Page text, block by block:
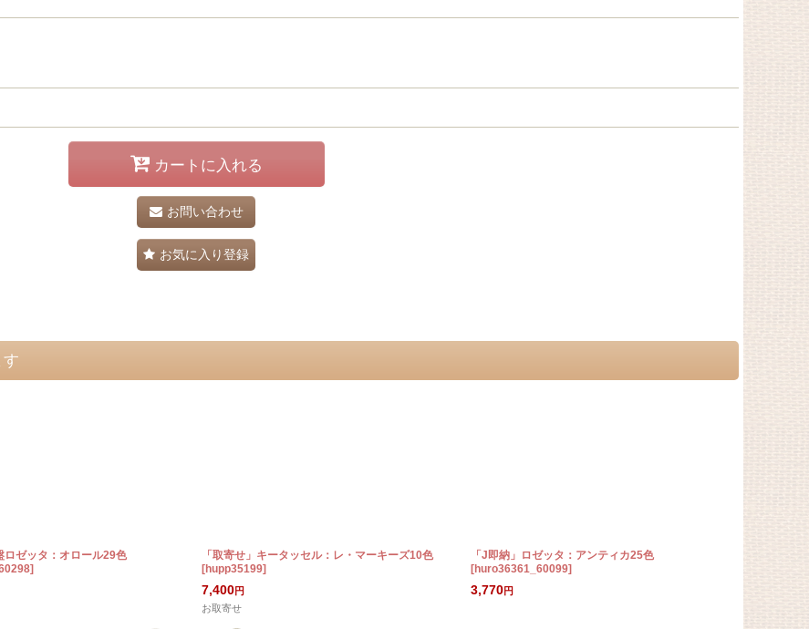
カートに入れる
お問い合わせ
お気に入り登録
ロゼッタ：オロール29色
]
「取寄せ」キータッセル：レ・マーキーズ10色
[hupp35199]
7,400円
お取寄せ
「J即納」ロゼッタ：アンティカ25色
[huro36361_60099]
3,770円